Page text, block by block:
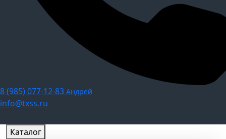
8 (985) 077-12-83 Андрей
info@txss.ru
Каталог